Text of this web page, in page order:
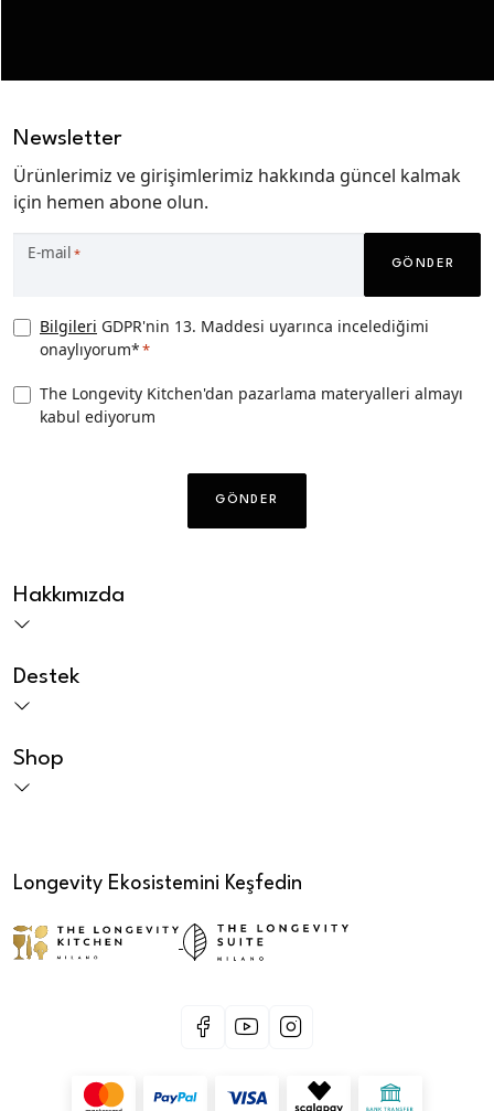
Newsletter
Ürünlerimiz ve girişimlerimiz hakkında güncel kalmak
için hemen abone olun.
E-mail*
GÖNDER
Privacy
Consent
Bilgileri GDPR'nin 13. Maddesi uyarınca incelediğimi
onaylıyorum**
TLK
Pazarlama
The Longevity Kitchen'dan pazarlama materyalleri almayı
kabul ediyorum
Hakkımızda
Destek
Shop
Longevity Ekosistemini Keşfedin